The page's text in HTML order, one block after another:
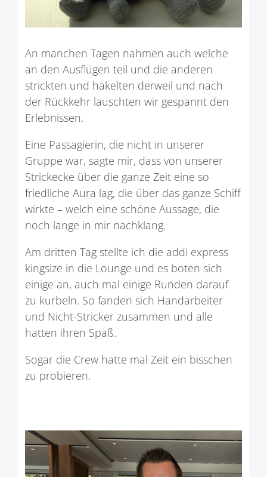
An manchen Tagen nahmen auch welche
an den Ausflügen teil und die anderen
strickten und häkelten derweil und nach
der Rückkehr lauschten wir gespannt den
Erlebnissen.
Eine Passagierin, die nicht in unserer
Gruppe war, sagte mir, dass von unserer
Strickecke über die ganze Zeit eine so
friedliche Aura lag, die über das ganze Schiff
wirkte – welch eine schöne Aussage, die
noch lange in mir nachklang.
Am dritten Tag stellte ich die addi express
kingsize in die Lounge und es boten sich
einige an, auch mal einige Runden darauf
zu kurbeln. So fanden sich Handarbeiter
und Nicht-Stricker zusammen und alle
hatten ihren Spaß.
Sogar die Crew hatte mal Zeit ein bisschen
zu probieren.